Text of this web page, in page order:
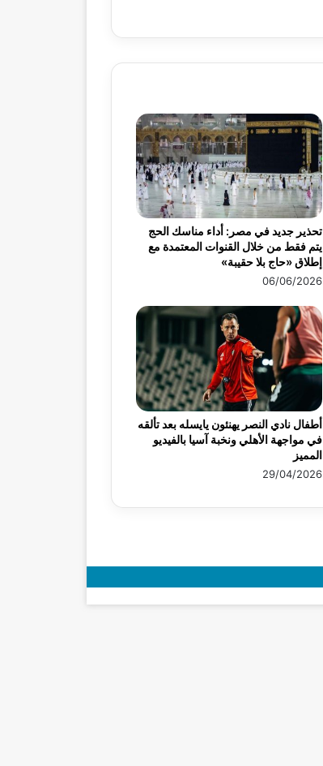
تحذير جديد في مصر: أداء مناسك الحج
يتم فقط من خلال القنوات المعتمدة مع
إطلاق «حاج بلا حقيبة»
06/06/2026
أطفال نادي النصر يهنئون يايسله بعد تألقه
في مواجهة الأهلي ونخبة آسيا بالفيديو
المميز
29/04/2026